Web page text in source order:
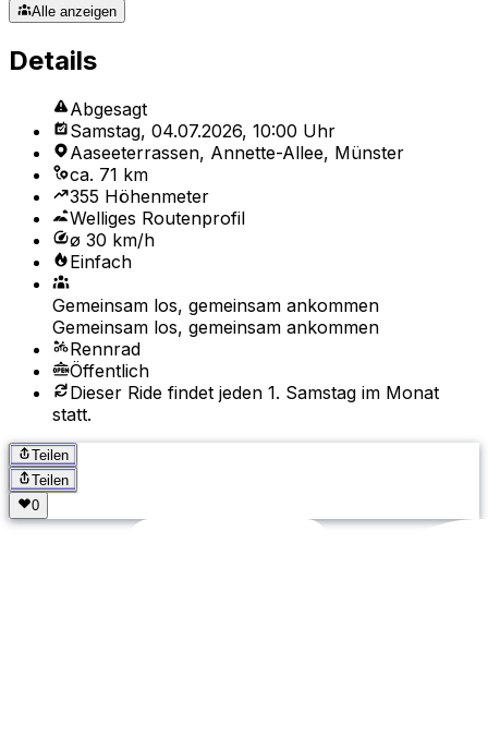
Alle anzeigen
Details
Abgesagt
Samstag, 04.07.2026, 10:00 Uhr
Aaseeterrassen, Annette-Allee, Münster
ca. 71 km
355 Höhenmeter
Welliges Routenprofil
ø 30 km/h
Einfach
Gemeinsam los, gemeinsam ankommen
Gemeinsam los, gemeinsam ankommen
Rennrad
Öffentlich
Dieser Ride findet jeden 1. Samstag im Monat
statt.
Teilen
Teilen